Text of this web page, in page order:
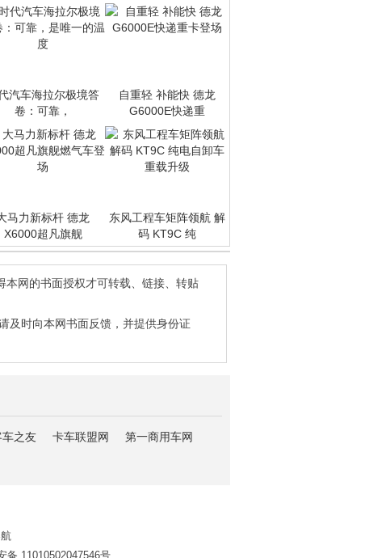
汽车海拉尔极境答
卷：可靠，
自重轻 补能快 德龙
G6000E快递重
马力新标杆 德龙
X6000超凡旗舰
东风工程车矩阵领航 解
码 KT9C 纯
网的书面授权才可转载、链接、转贴
及时向本网书面反馈，并提供身份证
车之友 卡车联盟网
第一商用车网
备 11010502047546号